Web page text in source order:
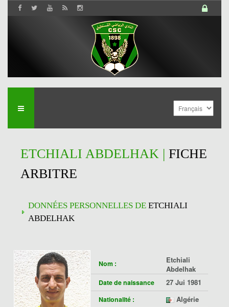
ETCHIALI ABDELHAK | FICHE
ARBITRE
DONNÉES PERSONNELLES DE ETCHIALI
ABDELHAK
Nom :
Etchiali
Abdelhak
Date de naissance 27 Jui 1981
Nationalité : Algérie